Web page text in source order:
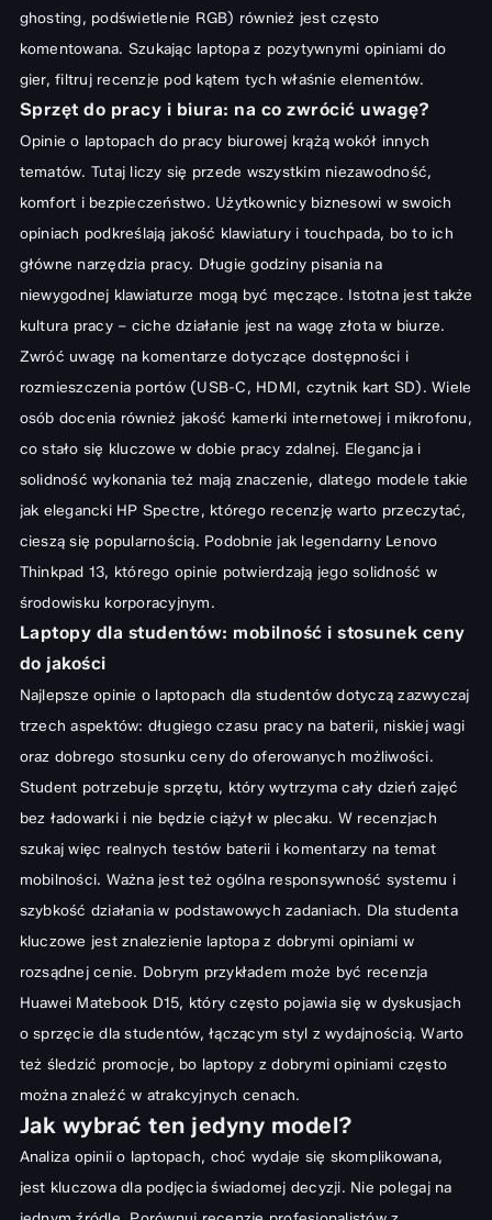
ghosting, podświetlenie RGB) również jest często
komentowana. Szukając laptopa z pozytywnymi opiniami do
gier, filtruj recenzje pod kątem tych właśnie elementów.
Sprzęt do pracy i biura: na co zwrócić uwagę?
Opinie o laptopach do pracy biurowej krążą wokół innych
tematów. Tutaj liczy się przede wszystkim niezawodność,
komfort i bezpieczeństwo. Użytkownicy biznesowi w swoich
opiniach podkreślają jakość klawiatury i touchpada, bo to ich
główne narzędzia pracy. Długie godziny pisania na
niewygodnej klawiaturze mogą być męczące. Istotna jest także
kultura pracy – ciche działanie jest na wagę złota w biurze.
Zwróć uwagę na komentarze dotyczące dostępności i
rozmieszczenia portów (USB-C, HDMI, czytnik kart SD). Wiele
osób docenia również jakość kamerki internetowej i mikrofonu,
co stało się kluczowe w dobie pracy zdalnej. Elegancja i
solidność wykonania też mają znaczenie, dlatego modele takie
jak elegancki HP Spectre, którego recenzję warto przeczytać,
cieszą się popularnością. Podobnie jak legendarny Lenovo
Thinkpad 13, którego opinie potwierdzają jego solidność w
środowisku korporacyjnym.
Laptopy dla studentów: mobilność i stosunek ceny
do jakości
Najlepsze opinie o laptopach dla studentów dotyczą zazwyczaj
trzech aspektów: długiego czasu pracy na baterii, niskiej wagi
oraz dobrego stosunku ceny do oferowanych możliwości.
Student potrzebuje sprzętu, który wytrzyma cały dzień zajęć
bez ładowarki i nie będzie ciążył w plecaku. W recenzjach
szukaj więc realnych testów baterii i komentarzy na temat
mobilności. Ważna jest też ogólna responsywność systemu i
szybkość działania w podstawowych zadaniach. Dla studenta
kluczowe jest znalezienie laptopa z dobrymi opiniami w
rozsądnej cenie. Dobrym przykładem może być recenzja
Huawei Matebook D15, który często pojawia się w dyskusjach
o sprzęcie dla studentów, łączącym styl z wydajnością. Warto
też śledzić promocje, bo laptopy z dobrymi opiniami często
można znaleźć w atrakcyjnych cenach.
Jak wybrać ten jedyny model?
Analiza opinii o laptopach, choć wydaje się skomplikowana,
jest kluczowa dla podjęcia świadomej decyzji. Nie polegaj na